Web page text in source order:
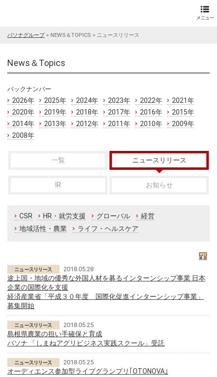
パソナグループ> NEWS＆TOPICS > ニュースリリース
News＆Topics
バックナンバー
2026年 2025年 2024年 2023年 2022年
2021年
2020年
2019年 2018年 2017年 2016年
2015年
2014年
2013年 2012年 2011年 2010年
2009年
2008年
一覧 ニュースリリース
IR お知らせ
CSR HR・就労支援 グローバル
経営
地域活性・農業
ライフ・ヘルスケア
2018.05.28
途上国・地域の優秀な外国人材を募るインターンシップ事業 日本
企業の国際化を支援
経済産業省「平成３０年度 国際化促進インターンシップ事業」
募集開始
2018.05.25
島根県農業の担い手確保と育成
パソナ 「しまねアグリビジネス実践スクール」受託
2018.05.25
オーディエンス参加型ライブグランプリ｢OTONOVA｣